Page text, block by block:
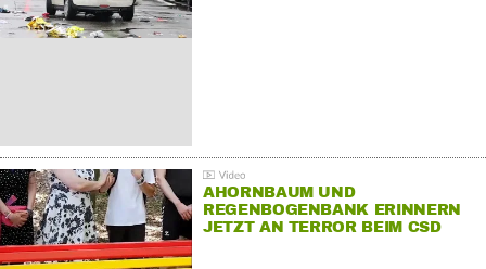
AHORNBAUM UND
REGENBOGENBANK ERINNERN
JETZT AN TERROR BEIM CSD